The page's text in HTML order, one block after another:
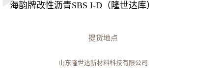
河南省中宇恒基道路高新材料有限公司库区
海韵牌改性沥青SBS I-D（隆世达库）
提货地点
山东隆世达新材料科技有限公司